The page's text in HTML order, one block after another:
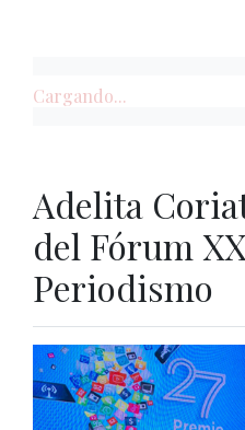
Cargando...
Adelita
del Fórum
Periodismo